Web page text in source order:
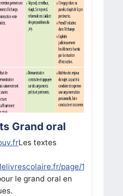
Grand oral
Les textes
page/13249530
le grand oral en